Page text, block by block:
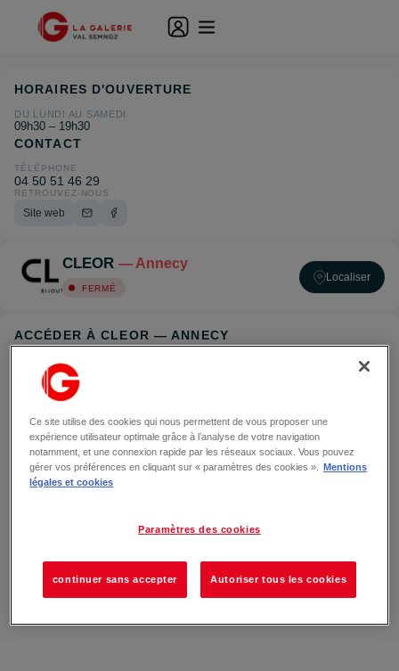
CLEOR — Annecy
FERMÉ
Localiser
ACCÉDER À CLEOR — ANNECY
HORAIRES D'OUVERTURE
DU LUNDI AU SAMEDI
09h30 – 19h30
CONTACT
TÉLÉPHONE
04 50 51 46 29
RETROUVEZ-NOUS
Site web
Ce site utilise des cookies qui nous permettent de vous proposer une
expérience utilisateur optimale grâce à l’analyse de votre navigation
notamment, et une connexion rapide par les réseaux sociaux. Vous pouvez
gérer vos préférences en cliquant sur « paramètres des cookies ».
Mentions
légales et cookies
Paramètres des cookies
continuer sans accepter Autoriser tous les cookies